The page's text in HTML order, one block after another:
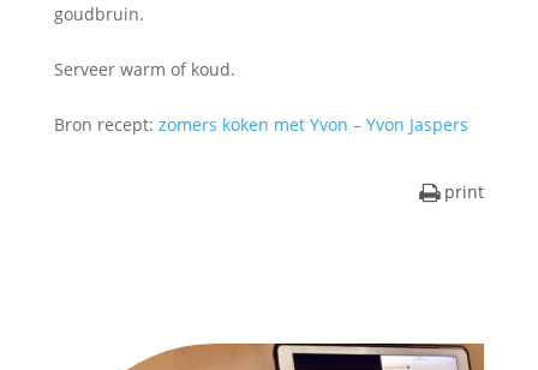
goudbruin.
Serveer warm of koud.
Bron recept: zomers koken met Yvon – Yvon Jaspers
print